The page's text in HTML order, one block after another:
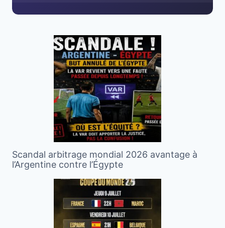
Scandal arbitrage mondial 2026 avantage à
l’Argentine contre l’Égypte